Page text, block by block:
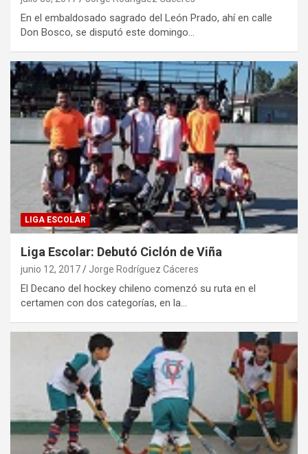
En el embaldosado sagrado del León Prado, ahí en calle
Don Bosco, se disputó este domingo…
LIGA ESCOLAR
Liga Escolar: Debutó Ciclón de Viña
junio 12, 2017 Jorge Rodríguez Cáceres
El Decano del hockey chileno comenzó su ruta en el
certamen con dos categorías, en la…